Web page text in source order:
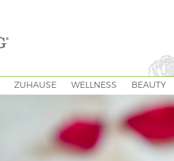
ZUHAUSE WELLNESS BEAUTY